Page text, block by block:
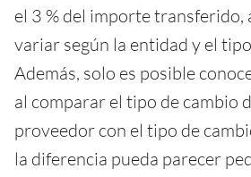
el 3 % del importe transferido,
variar según la entidad y el
Además, solo es posible
al comparar el tipo de cambio
proveedor con el tipo de
la diferencia pueda parecer